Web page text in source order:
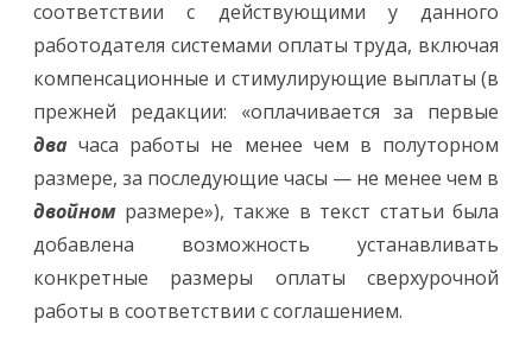
соответствии с действующими у данного
работодателя системами оплаты труда, включая
компенсационные и стимулирующие выплаты (в
прежней редакции: «оплачивается за первые
двачаса работы не менее чем в полуторном
размере, за последующие часы — не менее чем в
двойномразмере»), также в текст статьи была
добавлена возможность устанавливать
конкретные размеры оплаты сверхурочной
работы в соответствии с соглашением.